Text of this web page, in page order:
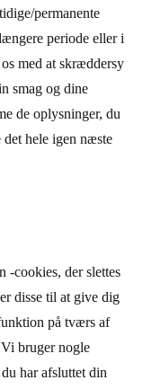
permanente
periode eller i
med at skræddersy
smag og dine
de oplysninger, du
det hele igen næste
-cookies, der slettes
disse til at give dig
på tværs af
bruger nogle
har afsluttet din